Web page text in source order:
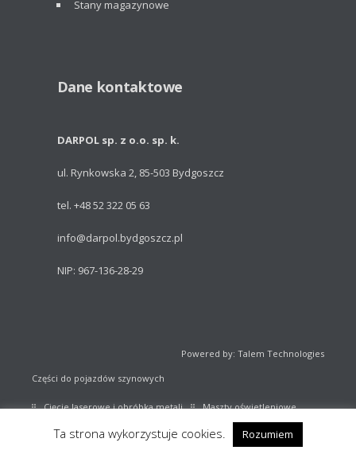
Stany magazynowe
Dane kontaktowe
DARPOL sp. z o.o. sp. k.
ul. Rynkowska 2, 85-503 Bydgoszcz
tel. +48 52 322 05 63
info@darpol.bydgoszcz.pl
NIP: 967-136-28-29
Powered by: Talem Technologies
Części do pojazdów szynowych
Cięcie laserowe i obróbka metali Maszty oświetleniowe
Sprzęt sportowy Katalog części kolejowych
Ta strona wykorzystuje cookies. Rozumiem